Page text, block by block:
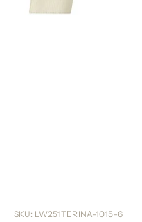
SKU: LW251TERINA-1015-6